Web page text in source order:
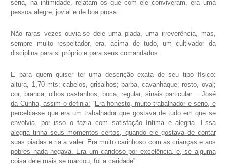
séria, na intimidade, relatam os que com ele conviveram, era uma
pessoa alegre, jovial e de boa prosa.
Não raras vezes ouvia-se dele uma piada, uma irreverência, mas,
sempre muito respeitador, era, acima de tudo, um cultivador da
disciplina para si próprio e para seus comandados.
E para quem quiser ter uma descrição exata de seu tipo físico:
altura, 1,70 mts; cabelos, grisalhos; barba, cavanhaque; rosto, oval;
cor, branca; olhos castanhos; boca, regular; sinais particular… José
da Cunha, assim o definia: “Era honesto, muito trabalhador e sério, e
percebia-se que era um trabalhador que gostava de tudo em que se
envolvia, por isso o fazia com satisfação íntima e alegria. Essa
alegria tinha seus momentos certos, quando ele gostava de contar
suas piadas e ria a valer. Era muito carinhoso com as crianças e aos
pobres nada negava. Era um caridoso por excelência, e, se alguma
coisa dele mais se marcou, foi a caridade”.